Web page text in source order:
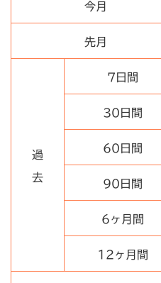
今月
先月
過
去
7日間
30日間
60日間
90日間
6ヶ月間
12ヶ月間